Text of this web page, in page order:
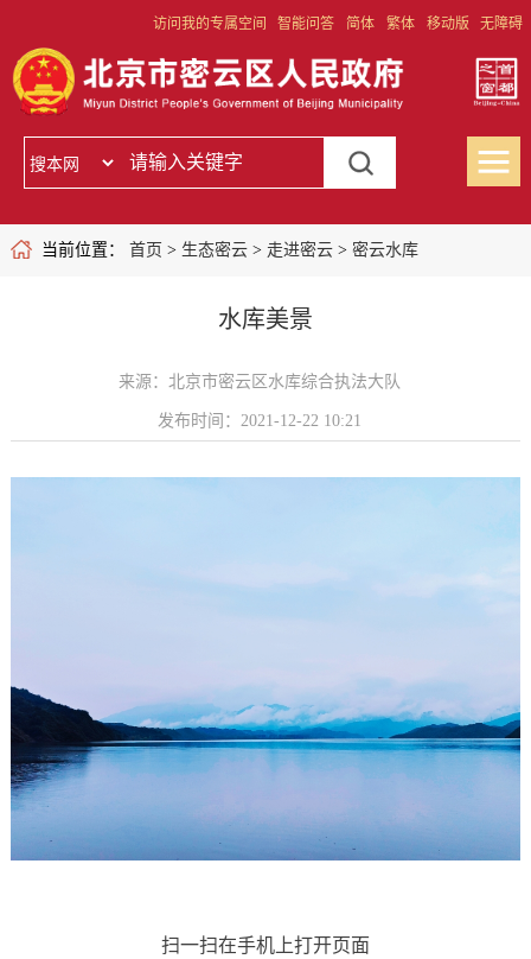
访问我的专属空间 智能问答 简体 繁体 移动版 无障碍
当前位置： 首页 > 生态密云> 走进密云> 密云水库
水库美景
来源：北京市密云区水库综合执法大队
发布时间：2021-12-22 10:21
扫一扫在手机上打开页面